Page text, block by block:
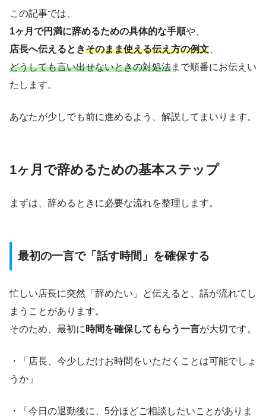
この記事では、
1ヶ月で円満に辞めるための具体的な手順や、
店長へ伝えるときそのまま使える伝え方の例文
どうしても言い出せないときの対処法まで順番にお伝えい
たします。
あなたが少しでも前に進めるよう、解説してまいります。
1ヶ月で辞めるための基本ステップ
まずは、辞めるときに必要な流れを整理します。
最初の一言で「話す時間」を確保する
忙しい店長に突然「辞めたい」と伝えると、話が流れてし
まうことがあります。
そのため、最初に 時間を確保してもらう一言が大切です。
・「店長、今少しだけお時間をいただくことは可能でしょ
うか」
・「今日の退勤後に、5分ほどご相談したいことがありま